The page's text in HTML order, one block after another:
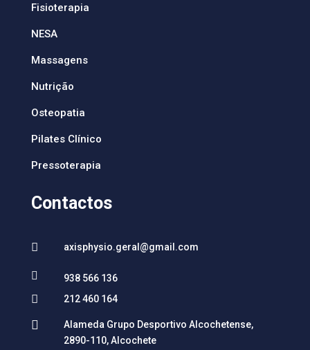
Fisioterapia
NESA
Massagens
Nutrição
Osteopatia
Pilates Clínico
Pressoterapia
Contactos
 axisphysio.geral@gmail.com
 938 566 136
 212 460 164

Alameda Grupo Desportivo Alcochetense,
2890-110, Alcochete